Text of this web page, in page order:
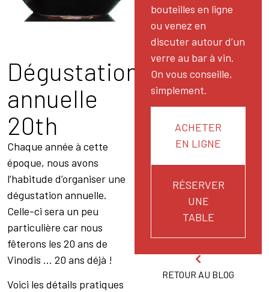
Dégustation
annuelle
20th
Chaque année à cette
époque, nous avons
l’habitude d’organiser une
dégustation annuelle.
Celle-ci sera un peu
particulière car nous
fêterons les 20 ans de
Vinodis … 20 ans déjà !
Voici les détails pratiques
bouteilles en ligne
ou venez en
discuter autour d’un
verre au bar à vin.
On vous conseille,
simplement.
ACHETER
EN LIGNE
RÉSERVER
UNE
TABLE
RETOUR AU BLOG